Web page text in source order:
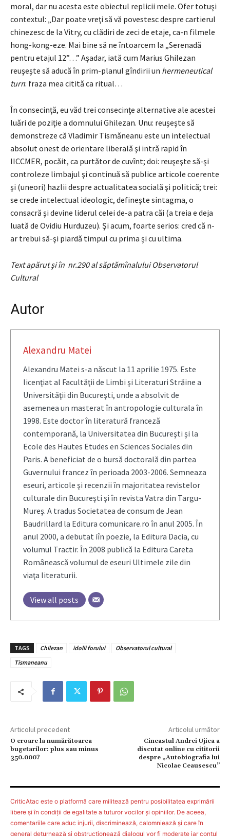
moral, dar nu acesta este obiectul replicii mele. Ofer totuşi
contextul: „Dar poate vreţi să vă povestesc despre cartierul
chinezesc de la Vitry, cu clădiri de zeci de etaje, ca-n filmele
hong-kong-eze. Mai bine să ne întoarcem la „Serenadă
pentru etajul 12”…” Aşadar, iată cum Marius Ghilezan
reuşeşte să aducă în prim-planul gîndirii un hermeneutical
turn: fraza mea citită ca ritual…
În consecinţă, eu văd trei consecinţe alternative ale acestei
luări de poziţie a domnului Ghilezan. Unu: reuşeşte să
demonstreze că Vladimir Tismăneanu este un intelectual
absolut onest de orientare liberală şi intră rapid în
IICCMER, pocăit, ca purtător de cuvînt; doi: reuşeşte să-şi
controleze limbajul şi continuă să publice articole coerente
şi (uneori) hazlii despre actualitatea socială şi politică; trei:
se crede intelectual ideologic, defineşte sintagma, o
consacră şi devine liderul celei de-a patra căi (a treia e deja
luată de Ovidiu Hurduzeu). Şi acum, foarte serios: cred că n-
ar trebui să-şi piardă timpul cu prima şi cu ultima.
Text apărut şi în nr.290 al săptămînalului Observatorul
Cultural
Autor
Alexandru Matei
Alexandru Matei s-a născut la 11 aprilie 1975. Este
licenţiat al Facultăţii de Limbi şi Literaturi Străine a
Universităţii din Bucureşti, unde a absolvit de
asemenea un masterat în antropologie culturala în
1998. Este doctor în literatură franceză
contemporană, la Universitatea din Bucureşti şi la
Ecole des Hautes Etudes en Sciences Sociales din
Paris. A beneficiat de o bursă doctorală din partea
Guvernului francez în perioada 2003-2006. Semneaza
eseuri, articole şi recenzii în majoritatea revistelor
culturale din Bucureşti şi în revista Vatra din Targu-
Mureş. A tradus Societatea de consum de Jean
Baudrillard la Editura comunicare.ro în anul 2005. În
anul 2000, a debutat iîn poezie, la Editura Dacia, cu
volumul Tractir. În 2008 publică la Editura Careta
Românească volumul de eseuri Ultimele zile din
viaţa literaturii.
View all posts
TAGS Chilezan idolii forului
Observatorul cultural
Tismaneanu
Articolul precedent
O eroare la numărătoarea
bugetarilor: plus sau minus
350.000?
Articolul următor
Cineastul Andrei Ujica a
discutat online cu cititorii
despre „Autobiografia lui
Nicolae Ceausescu”
CriticAtac este o platformă care militează pentru posibilitatea exprimării
libere şi în condiţii de egalitate a tuturor vocilor şi opiniilor. De aceea,
comentariile care aduc injurii, discriminează, calomniează şi care în
general deturnează şi obstrucţionează dialogul vor fi moderate iar contul